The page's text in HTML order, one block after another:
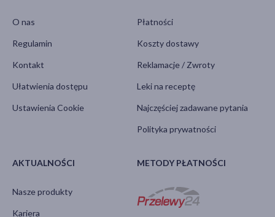
O nas
Regulamin
Kontakt
Ułatwienia dostępu
Ustawienia Cookie
Płatności
Koszty dostawy
Reklamacje / Zwroty
Leki na receptę
Najczęściej zadawane pytania
Polityka prywatności
AKTUALNOŚCI
Nasze produkty
Kariera
METODY PŁATNOŚCI